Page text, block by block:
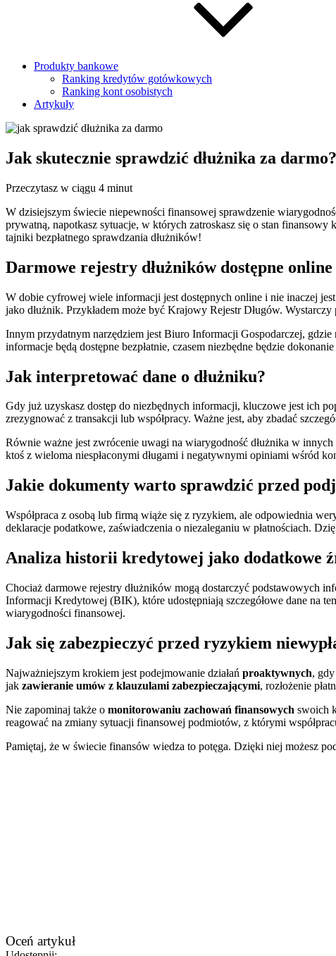
Produkty bankowe
Ranking kredytów gotówkowych
Ranking kont osobistych
Artykuły
Jak skutecznie sprawdzić dłużnika za darmo?
Przeczytasz w ciągu 4 minut
W dzisiejszym świecie niepewności finansowej sprawdzenie
prywatną, napotkasz sytuacje, w których zatroskasz się o stan
tajniki bezpłatnego sprawdzania dłużników!
Darmowe rejestry dłużników dostępne online
W dobie cyfrowej wiele informacji jest dostępnych online i nie inaczej
jako dłużnik. Przykładem może być Krajowy Rejestr Długów.
Innym przydatnym narzędziem jest Biuro Informacji Gospodarczej,
informacje będą dostępne bezpłatnie, czasem niezbędne będzie
Jak interpretować dane o dłużniku?
Gdy już uzyskasz dostęp do niezbędnych informacji, kluczowe jest ich
zrezygnować z transakcji lub współpracy. Ważne jest, aby zbadać
Równie ważne jest zwrócenie uwagi na wiarygodność dłużnika w innych
ktoś z wieloma niespłaconymi długami i negatywnymi opiniami wśród
Jakie dokumenty warto sprawdzić przed
Współpraca z osobą lub firmą wiąże się z ryzykiem, ale odpowiednia
deklaracje podatkowe, zaświadczenia o niezaleganiu w płatnościach.
Analiza historii kredytowej jako dodatkowe
Chociaż darmowe rejestry dłużników mogą dostarczyć podstawowych
Informacji Kredytowej (BIK), które udostępniają szczegółowe dane na
wiarygodności finansowej.
Jak się zabezpieczyć przed ryzykiem
Najważniejszym krokiem jest podejmowanie działań proaktywnych,
jak zawieranie umów z klauzulami zabezpieczającymi, rozłożenie
Nie zapominaj także o monitorowaniu zachowań finansowych swoich
reagować na zmiany sytuacji finansowej podmiotów, z którymi
Pamiętaj, że w świecie finansów wiedza to potęga. Dzięki niej możesz
Oceń artykuł